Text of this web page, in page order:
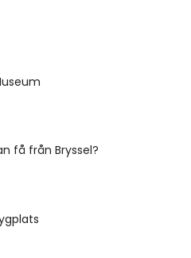
få från Bryssel?